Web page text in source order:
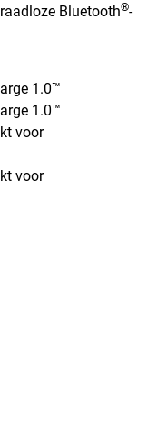
Bluetooth®-
1.0™
1.0™
voor
voor